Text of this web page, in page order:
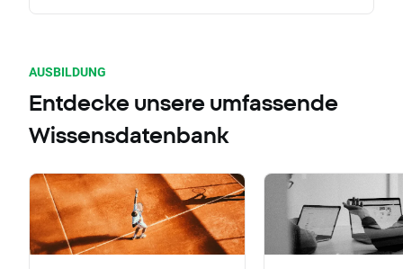
AUSBILDUNG
Entdecke unsere umfassende
Wissensdatenbank